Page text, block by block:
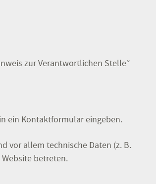
zur Verantwortlichen Stelle“
ein Kontaktformular eingeben.
vor allem technische Daten (z. B.
betreten.